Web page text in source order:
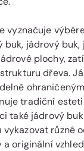
vyznačuje
jádrový
plochy,
dřeva.
tradiční
také jádrový
vykazovat různé
originální